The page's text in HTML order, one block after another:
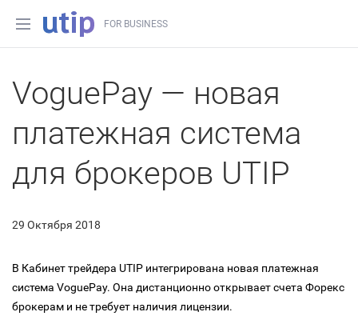
FOR BUSINESS
VoguePay — новая
платежная система
для брокеров UTIP
29 Октября 2018
В Кабинет трейдера UTIP интегрирована новая платежная
система VoguePay. Она дистанционно открывает счета Форекс
брокерам и не требует наличия лицензии.